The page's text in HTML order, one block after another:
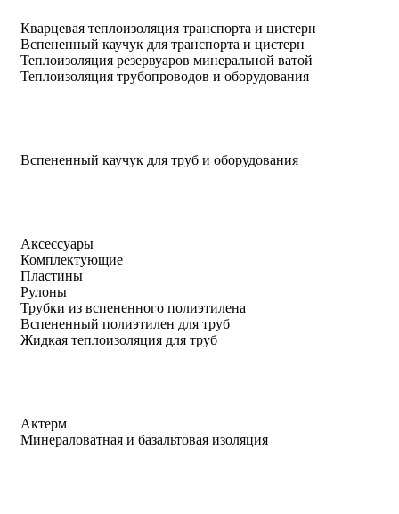
Кварцевая теплоизоляция транспорта и цистерн
Вспененный каучук для транспорта и цистерн
Теплоизоляция резервуаров минеральной ватой
Теплоизоляция трубопроводов и оборудования
Вспененный каучук для труб и оборудования
Аксессуары
Комплектующие
Пластины
Рулоны
Трубки из вспененного полиэтилена
Вспененный полиэтилен для труб
Жидкая теплоизоляция для труб
Актерм
Минераловатная и базальтовая изоляция